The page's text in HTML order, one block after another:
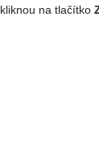
na tlačítko